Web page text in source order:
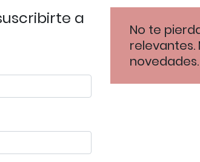
No te
novedades.
a